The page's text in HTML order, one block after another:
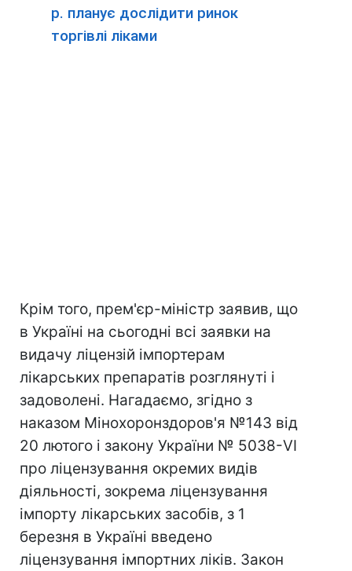
р. планує дослідити ринок
торгівлі ліками
Крім того, прем'єр-міністр заявив, що
в Україні на сьогодні всі заявки на
видачу ліцензій імпортерам
лікарських препаратів розглянуті і
задоволені. Нагадаємо, згідно з
наказом Мінохоронздоров'я №143 від
20 лютого і закону України № 5038-VI
про ліцензування окремих видів
діяльності, зокрема ліцензування
імпорту лікарських засобів, з 1
березня в Україні введено
ліцензування імпортних ліків. Закон